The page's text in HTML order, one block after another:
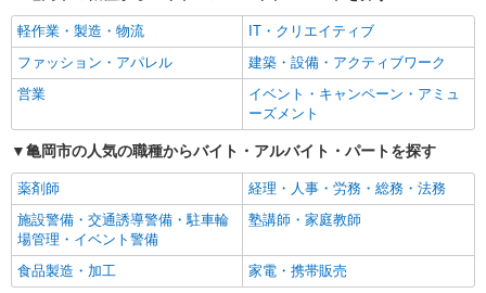
交通費支給
社会保険あり
まかない・食事補助
軽作業・製造・物流
IT・クリエイティブ
ファッション・アパレル
建築・設備・アクティブワーク
営業
イベント・キャンペーン・アミュ
ーズメント
亀岡市の人気の職種からバイト・アルバイト・パートを探す
薬剤師
経理・人事・労務・総務・法務
施設警備・交通誘導警備・駐車輪
場管理・イベント警備
塾講師・家庭教師
食品製造・加工 家電・携帯販売